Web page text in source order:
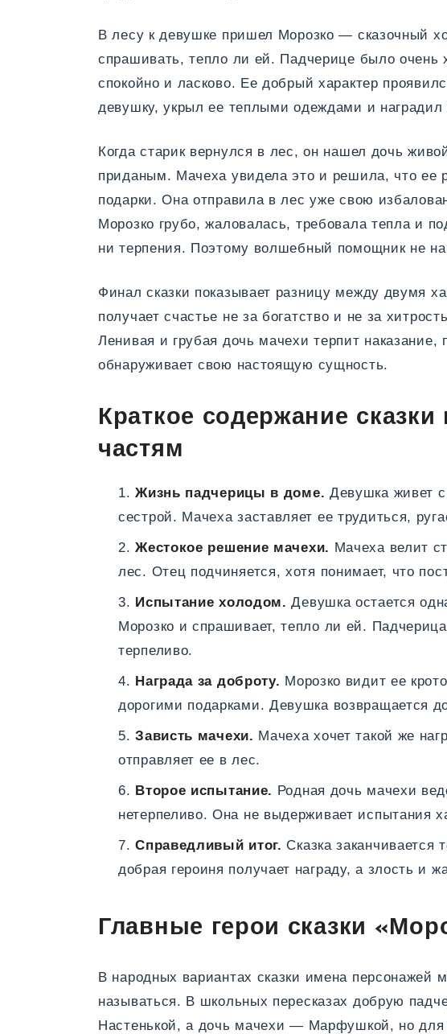
В лесу к девушке пришел Морозко — сказочный
спрашивать, тепло ли ей. Падчерице было очень
спокойно и ласково. Ее добрый характер
девушку, укрыл ее теплыми одеждами и наградил
Когда старик вернулся в лес, он нашел дочь
приданым. Мачеха увидела это и решила, что ее
подарки. Она отправила в лес уже свою
Морозко грубо, жаловалась, требовала тепла и
ни терпения. Поэтому волшебный помощник не
Финал сказки показывает разницу между двумя
получает счастье не за богатство и не за
Ленивая и грубая дочь мачехи терпит наказание,
обнаруживает свою настоящую сущность.
Краткое содержание
частям
Жизнь падчерицы в доме. Девушка живет
сестрой. Мачеха заставляет ее трудиться,
Жестокое решение мачехи. Мачеха велит
лес. Отец подчиняется, хотя понимает, что
Испытание холодом. Девушка остается
Морозко и спрашивает, тепло ли ей. Падчерица
терпеливо.
Награда за доброту. Морозко видит ее
дорогими подарками. Девушка возвращается
Зависть мачехи. Мачеха хочет такой же
отправляет ее в лес.
Второе испытание. Родная дочь мачехи
нетерпеливо. Она не выдерживает испытания
Справедливый итог. Сказка заканчивается
добрая героиня получает награду, а злость и
Главные герои сказки
В народных вариантах сказки имена персонажей
называться. В школьных пересказах добрую
Настенькой, а дочь мачехи — Марфушкой, но для